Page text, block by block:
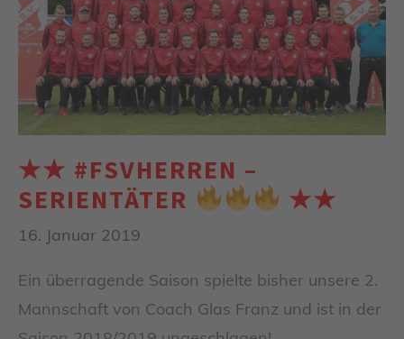
★★ #FSVHERREN –
SERIENTÄTER
★★
16. Januar 2019
Ein überragende Saison spielte bisher unsere 2.
Mannschaft von Coach Glas Franz und ist in der